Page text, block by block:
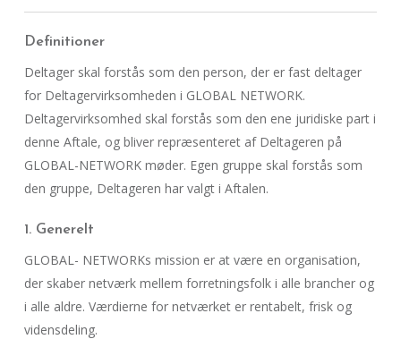
Definitioner
Deltager skal forstås som den person, der er fast deltager
for Deltagervirksomheden i GLOBAL NETWORK.
Deltagervirksomhed skal forstås som den ene juridiske part i
denne Aftale, og bliver repræsenteret af Deltageren på
GLOBAL-NETWORK møder. Egen gruppe skal forstås som
den gruppe, Deltageren har valgt i Aftalen.
1. Generelt
GLOBAL- NETWORKs mission er at være en organisation,
der skaber netværk mellem forretningsfolk i alle brancher og
i alle aldre. Værdierne for netværket er rentabelt, frisk og
vidensdeling.